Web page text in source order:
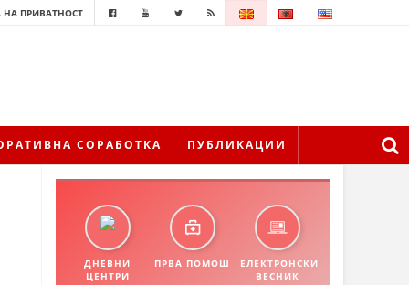
НА ПРИВАТНОСТ
СОРАБОТКА ПУБЛИКАЦИИ
ДНЕВНИ
ЦЕНТРИ
ПРВА ПОМОШ
ЕЛЕКТРОНСКИ
ВЕСНИК